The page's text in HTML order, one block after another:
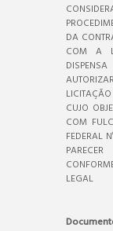
DA
COM A
CUJO
COM
FEDERAL
LEGAL